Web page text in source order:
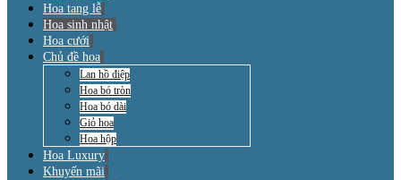
Hoa tang lễ
Hoa sinh nhật
Hoa cưới
Chủ đề hoa
Lan hồ điệp
Hoa bó tròn
Hoa bó dài
Giỏ hoa
Hoa hộp
Hoa Luxury
Khuyến mãi